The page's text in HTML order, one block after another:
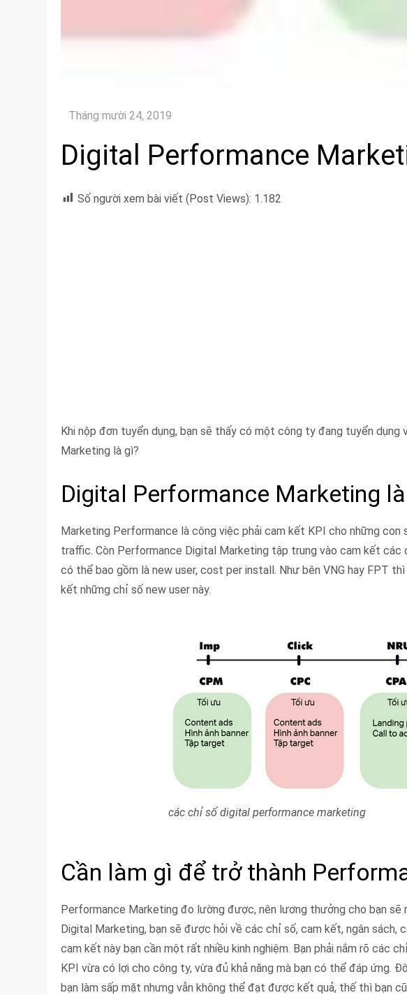
Digital Performance
Số người xem bài viết (Post Views): 1.182
Khi nộp đơn tuyển dụng, bạn sẽ thấy có một công ty đang tuyển
Marketing là gì?
Digital Performance Marketing
Marketing Performance là công việc phải cam kết KPI cho những
traffic. Còn Performance Digital Marketing tập trung vào cam kết
có thể bao gồm là new user, cost per install. Như bên VNG hay FPT
kết những chỉ số new user này.
các chỉ số digital performance marketing
Cần làm gì để trở thành
Performance Marketing đo lường được, nên lương thưởng cho bạn
Digital Marketing, bạn sẽ được hỏi về các chỉ số, cam kết, ngân
cam kết này bạn cần một rất nhiều kinh nghiệm. Bạn phải nắm rõ các
KPI vừa có lợi cho công ty, vừa đủ khả năng mà bạn có thể đáp ứng.
bạn làm sấp mặt nhưng vẫn không thể đạt được kết quả, thế thì bạn